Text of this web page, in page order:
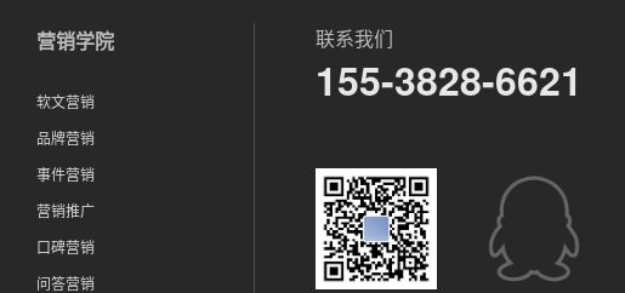
营销学院
软文营销
品牌营销
事件营销
营销推广
口碑营销
问答营销
联系我们
155-3828-6621